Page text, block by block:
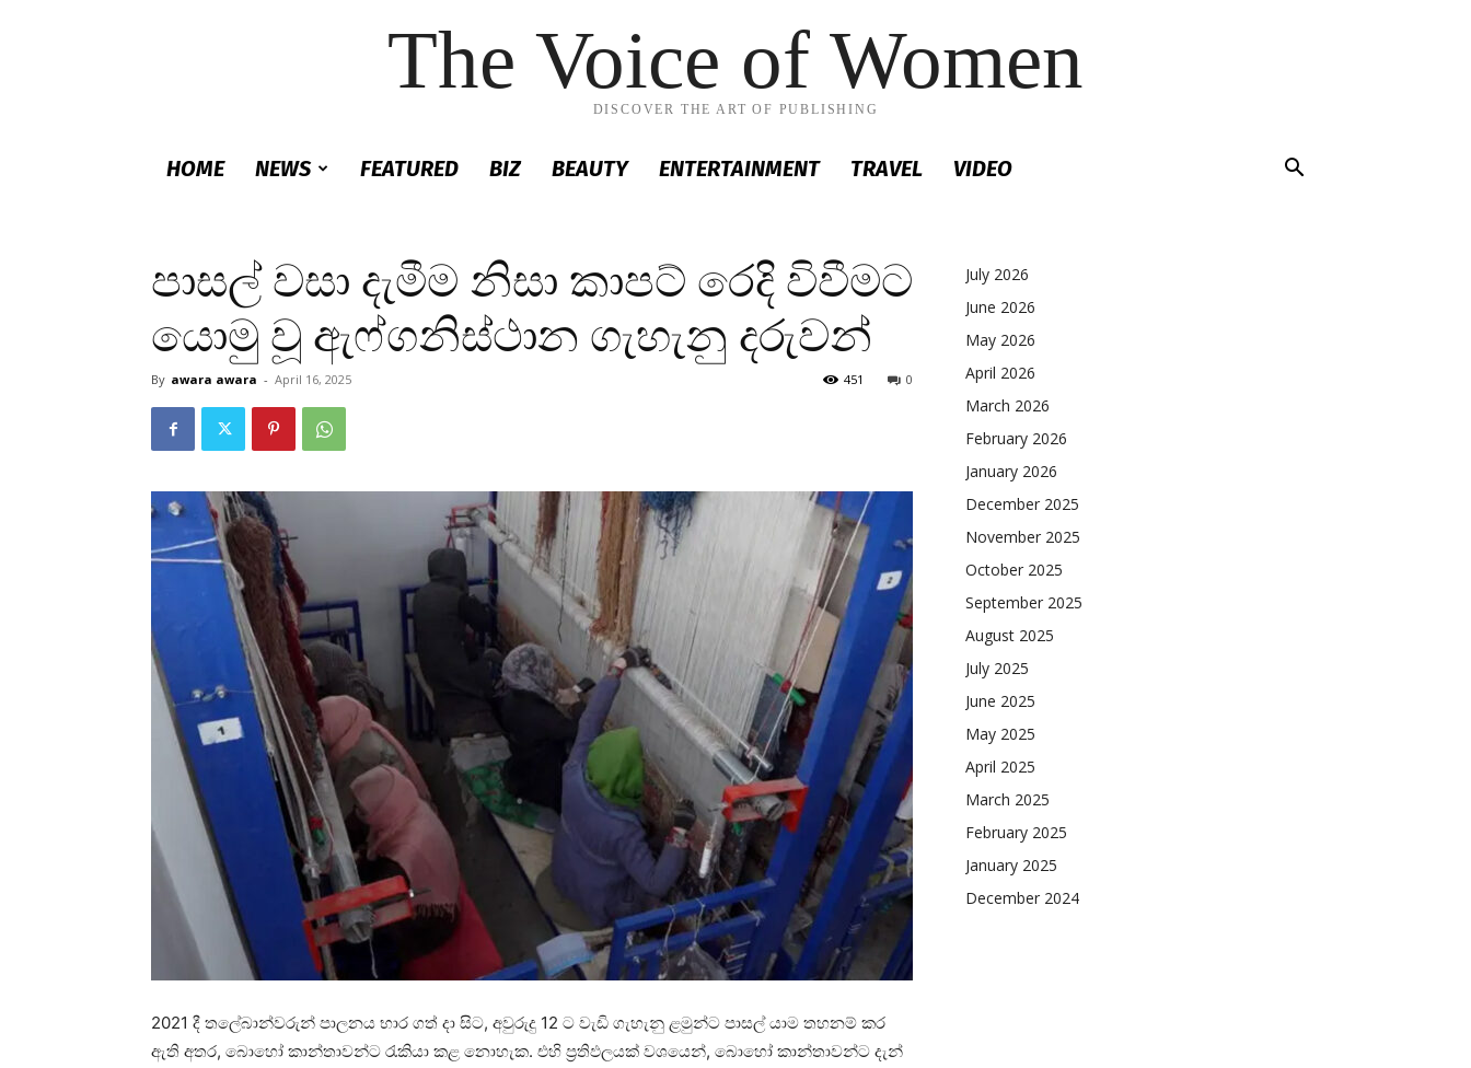
The Voice of Women
DISCOVER THE ART OF PUBLISHING
HOME NEWS FEATURED BIZ BEAUTY ENTERTAINMENT TRAVEL VIDEO
පාසල් වසා දැමීම නිසා කාපට් රෙදි විවීමට
යොමු වූ ඇෆ්ගනිස්ථාන ගැහැනු දරුවන්
By awara awara - April 16, 2025 0
451
2021 දී තලේබාන්වරුන් පාලනය භාර ගත් දා සිට, අවුරුදු 12 ට වැඩි ගැහැනු ළමුන්ට පාසල් යාම තහනම් කර
ඇති අතර, බොහෝ කාන්තාවන්ට රැකියා කළ නොහැක. එහි ප්‍රතිඵලයක් වශයෙන්, බොහෝ කාන්තාවන්ට දැන්
July 2026
June 2026
May 2026
April 2026
March 2026
February 2026
January 2026
December 2025
November 2025
October 2025
September 2025
August 2025
July 2025
June 2025
May 2025
April 2025
March 2025
February 2025
January 2025
December 2024